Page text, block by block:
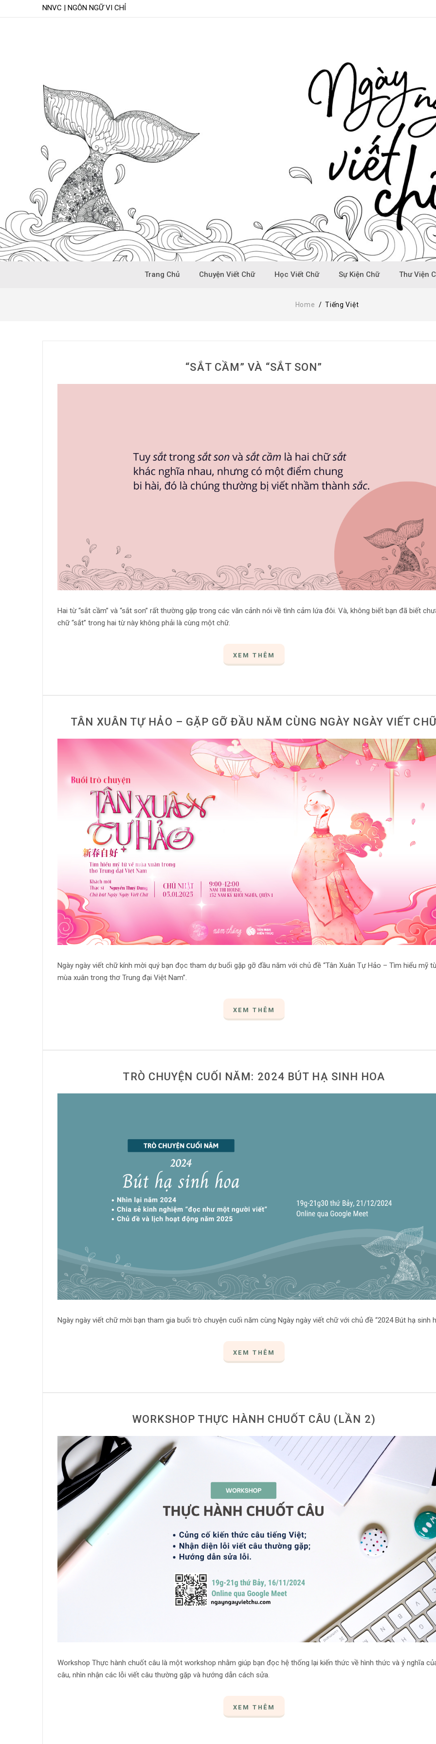
NNVC | NGÔN NGỮ VI CHỈ
Trang Chủ Chuyện Viết Chữ Học Viết Chữ Sự Kiện Chữ Thư Viện
Home / Tiếng Việt
“SẮT CẦM” VÀ “SẮT SON”
Hai từ “sắt cầm” và “sắt son” rất thường gặp trong các văn cảnh nói về tình cảm lứa đôi. Và, không biết bạn đã biết
chữ “sắt” trong hai từ này không phải là cùng một chữ.
XEM THÊM
TÂN XUÂN TỰ HẢO – GẶP GỠ ĐẦU NĂM CÙNG NGÀY NGÀY VIẾT
Ngày ngày viết chữ kính mời quý bạn đọc tham dự buổi gặp gỡ đầu năm với chủ đề “Tân Xuân Tự Hảo – Tìm hiểu mỹ
mùa xuân trong thơ Trung đại Việt Nam”.
XEM THÊM
TRÒ CHUYỆN CUỐI NĂM: 2024 BÚT HẠ SINH HOA
Ngày ngày viết chữ mời bạn tham gia buổi trò chuyện cuối năm cùng Ngày ngày viết chữ với chủ đề “2024 Bút hạ sinh
XEM THÊM
WORKSHOP THỰC HÀNH CHUỐT CÂU (LẦN 2)
Workshop Thực hành chuốt câu là một workshop nhằm giúp bạn đọc hệ thống lại kiến thức về hình thức và ý nghĩa
câu, nhìn nhận các lỗi viết câu thường gặp và hướng dẫn cách sửa.
XEM THÊM